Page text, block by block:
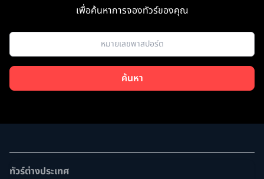
เพื่อค้นหาการจองทัวร์ของคุณ
ค้นหา
ทัวร์ต่างประเทศ